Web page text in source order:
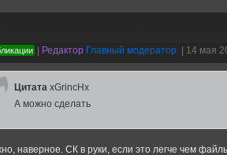
Редактор Главный модератор | 14 мая
Цитата xGrincHx
А можно сделать
наверное. СК в руки, если это легче чем